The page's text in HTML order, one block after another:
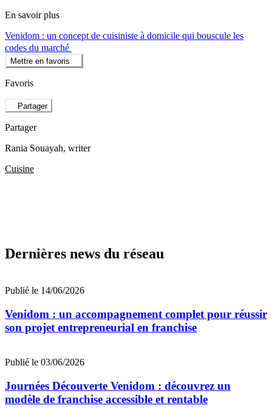
En savoir plus
Venidom : un concept de cuisiniste à domicile qui bouscule les
codes du marché
Mettre en favoris
Favoris
Partager
Partager
Rania Souayah, writer
Cuisine
Dernières news du réseau
Publié le 14/06/2026
Venidom : un accompagnement complet pour réussir
son projet entrepreneurial en franchise
Publié le 03/06/2026
Journées Découverte Venidom : découvrez un
modèle de franchise accessible et rentable